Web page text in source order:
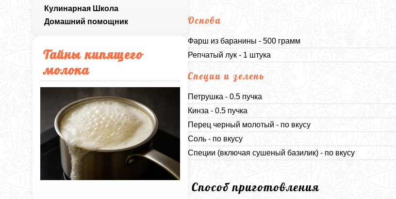
Кулинарная Школа
Домашний помощник
Тайны кипящего
молока
Основа
Фарш из баранины - 500 грамм
Репчатый лук - 1 штука
Специи и зелень
Петрушка - 0.5 пучка
Кинза - 0.5 пучка
Перец черный молотый - по вкусу
Соль - по вкусу
Специи (включая сушеный базилик) - по вкусу
Способ приготовления